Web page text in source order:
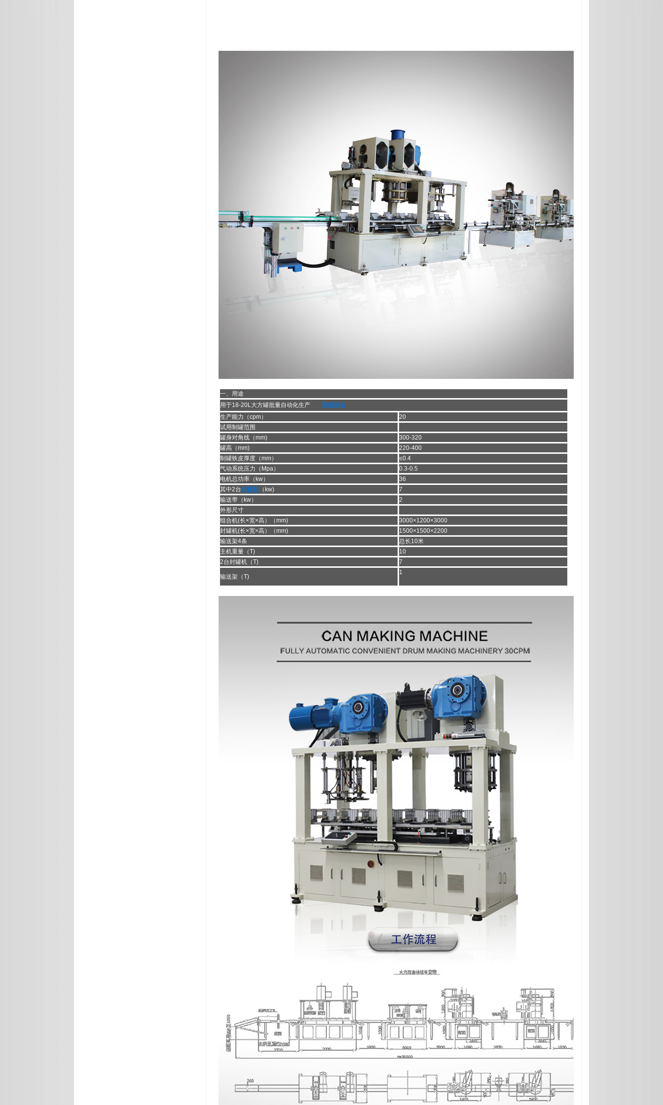
一、用途
用于18-20L大方罐批量自动化生产
制罐设备
生产能力（cpm）
20
试用制罐范围
罐身对角线（mm)
300-320
罐高（mm)
220-400
制罐铁皮厚度（mm）
≤0.4
气动系统压力（Mpa）
0.3-0.5
电机总功率（kw）
36
其中2台封罐机 （kw)
7
输送带（kw）
2
外形尺寸
组合机(长×宽×高）（mm)
3000×1200×3000
封罐机(长×宽×高）（mm)
1500×1500×2200
输送架4条
总长10米
主机重量（T)
10
2台封罐机（T)
7
输送架（T)
1